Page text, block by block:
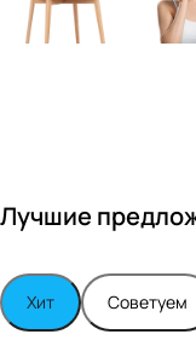
Лучшие
Хит Советуем